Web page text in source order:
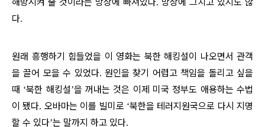
.
다.
원래 흥행하기 힘들었을 이 영화는 북한 해킹설이 나오면서 관객
을 끌어 모을 수 있었다.원인을 찾기 어렵고 책임을 돌리고 싶을
때 ‘북한 해킹설’을 꺼내는 것은 이제 미국 정부도 애용하는 수법
이 됐다. 오바마는 이를 빌미로 ‘북한을 테러지원국으로 다시 지명
할 수 있다’는 말까지 하고 있다.